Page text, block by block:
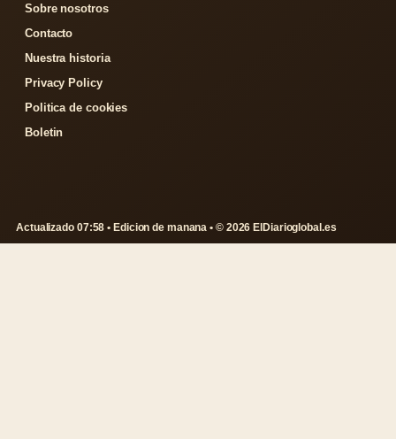
Sobre nosotros
Contacto
Nuestra historia
Privacy Policy
Politica de cookies
Boletin
Actualizado 07:58 • Edicion de manana • © 2026 ElDiarioglobal.es